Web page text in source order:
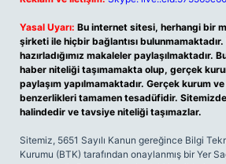
Yasal Uyarı: Bu internet sitesi, herhangi bir
şirketi ile hiçbir bağlantısı
hazırladığımız makaleler paylaşılmaktadır.
haber niteliği taşımamakta olup, gerçek
paylaşım yapılmamaktadır. Gerçek kurum
benzerlikleri tamamen tesadüfidir.
halindedir ve tavsiye niteliği taşımazlar.
Sitemiz, 5651 Sayılı Kanun gereğince Bilgi
Kurumu (BTK) tarafından onaylanmış bir Yer